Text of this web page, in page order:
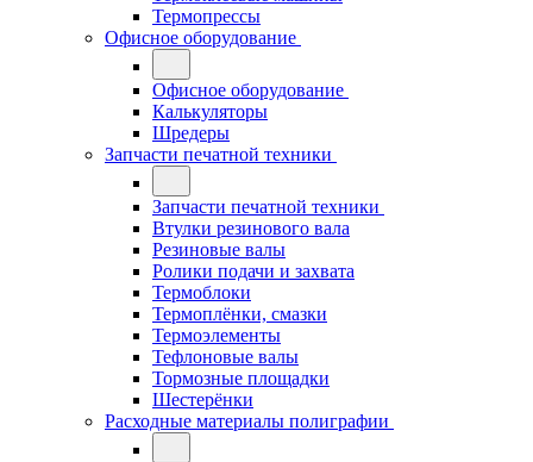
Термопрессы
Офисное оборудование
Офисное оборудование
Калькуляторы
Шредеры
Запчасти печатной техники
Запчасти печатной техники
Втулки резинового вала
Резиновые валы
Ролики подачи и захвата
Термоблоки
Термоплёнки, смазки
Термоэлементы
Тефлоновые валы
Тормозные площадки
Шестерёнки
Расходные материалы полиграфии